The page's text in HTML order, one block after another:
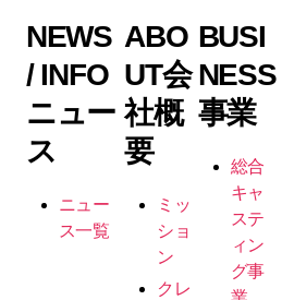
NEWS
/ INFO
ニュー
ス
ニュー
ス一覧
ABO
UT会
社概
要
ミッ
ショ
ン
クレ
BUSI
NESS
事業
総合
キャ
ステ
ィン
グ事